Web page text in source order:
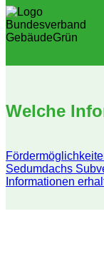
Welche
Sedumdachs
Informationen